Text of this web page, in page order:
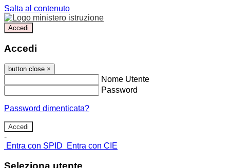
Salta al contenuto
Accedi
Accedi
button close ×
Nome Utente
Password
Password dimenticata?
-
Entra con SPID
Entra con CIE
Seleziona utente